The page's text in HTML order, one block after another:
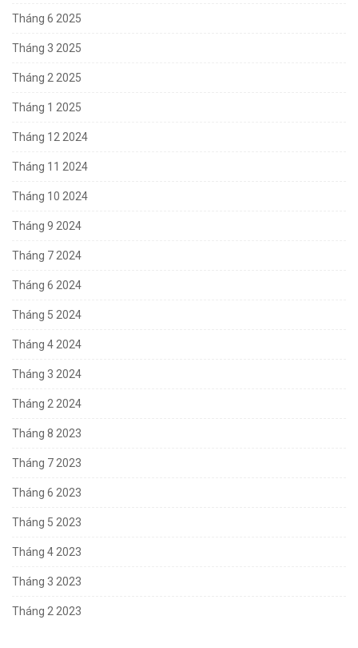
Tháng 6 2025
Tháng 3 2025
Tháng 2 2025
Tháng 1 2025
Tháng 12 2024
Tháng 11 2024
Tháng 10 2024
Tháng 9 2024
Tháng 7 2024
Tháng 6 2024
Tháng 5 2024
Tháng 4 2024
Tháng 3 2024
Tháng 2 2024
Tháng 8 2023
Tháng 7 2023
Tháng 6 2023
Tháng 5 2023
Tháng 4 2023
Tháng 3 2023
Tháng 2 2023